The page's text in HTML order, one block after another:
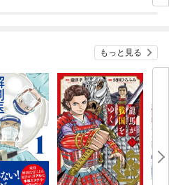
もっと見る